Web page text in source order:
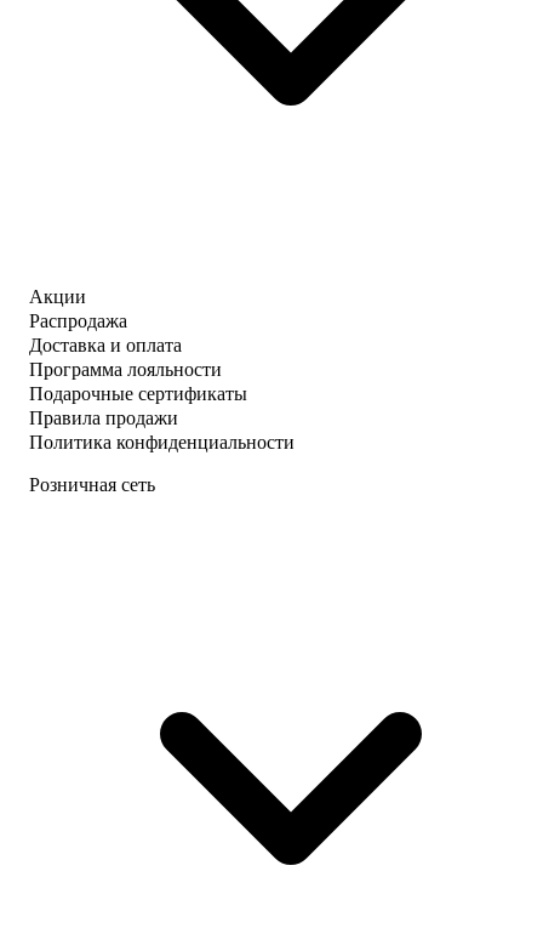
Акции
Распродажа
Доставка и оплата
Программа лояльности
Подарочные сертификаты
Правила продажи
Политика конфиденциальности
Розничная сеть